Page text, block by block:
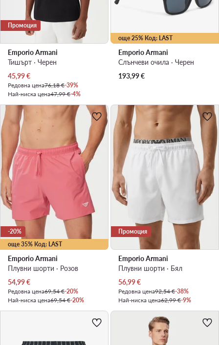
Промоция
Emporio Armani
Тишърт · Черен
Актуална цена
45,99€
Редовна цена76,18 €-39%
Най-ниска цена47,99 €-4%
още 25% Код: LAST
Emporio Armani
Слънчеви очила · Черен
193,99€
още 35% Код: LAST
-20%
Emporio Armani
Плувни шорти · Розов
Актуална цена
54,99€
Редовна цена69,54 €-20%
Най-ниска цена69,54 €-20%
Промоция
Emporio Armani
Плувни шорти · Бял
Актуална цена
56,99€
Редовна цена92,54 €-38%
Най-ниска цена62,99 €-9%